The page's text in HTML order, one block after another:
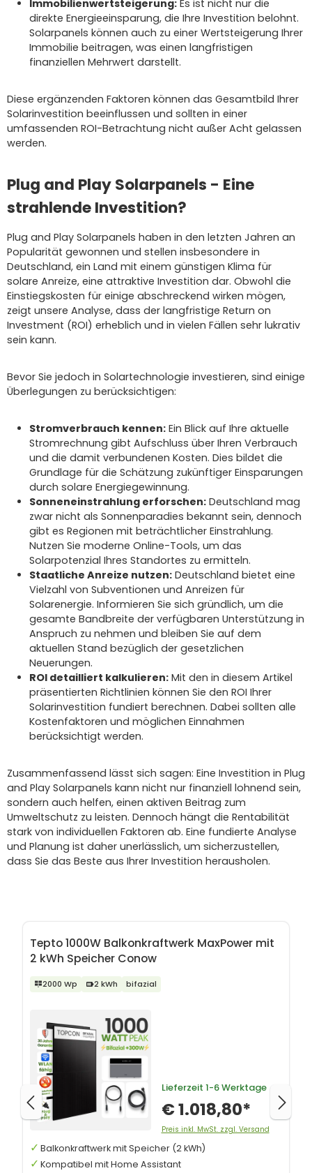
Immobilienwertsteigerung: Es ist nicht nur die
direkte Energieeinsparung, die Ihre Investition belohnt.
Solarpanels können auch zu einer Wertsteigerung Ihrer
Immobilie beitragen, was einen langfristigen
finanziellen Mehrwert darstellt.
Diese ergänzenden Faktoren können das Gesamtbild Ihrer
Solarinvestition beeinflussen und sollten in einer
umfassenden ROI-Betrachtung nicht außer Acht gelassen
werden.
Plug and Play Solarpanels - Eine
strahlende Investition?
Plug and Play Solarpanels haben in den letzten Jahren an
Popularität gewonnen und stellen insbesondere in
Deutschland, ein Land mit einem günstigen Klima für
solare Anreize, eine attraktive Investition dar. Obwohl die
Einstiegskosten für einige abschreckend wirken mögen,
zeigt unsere Analyse, dass der langfristige Return on
Investment (ROI) erheblich und in vielen Fällen sehr lukrativ
sein kann.
Bevor Sie jedoch in Solartechnologie investieren, sind einige
Überlegungen zu berücksichtigen:
Stromverbrauch kennen: Ein Blick auf Ihre aktuelle
Stromrechnung gibt Aufschluss über Ihren Verbrauch
und die damit verbundenen Kosten. Dies bildet die
Grundlage für die Schätzung zukünftiger Einsparungen
durch solare Energiegewinnung.
Sonneneinstrahlung erforschen: Deutschland mag
zwar nicht als Sonnenparadies bekannt sein, dennoch
gibt es Regionen mit beträchtlicher Einstrahlung.
Nutzen Sie moderne Online-Tools, um das
Solarpotenzial Ihres Standortes zu ermitteln.
Staatliche Anreize nutzen: Deutschland bietet eine
Vielzahl von Subventionen und Anreizen für
Solarenergie. Informieren Sie sich gründlich, um die
gesamte Bandbreite der verfügbaren Unterstützung in
Anspruch zu nehmen und bleiben Sie auf dem
aktuellen Stand bezüglich der gesetzlichen
Neuerungen.
ROI detailliert kalkulieren: Mit den in diesem Artikel
präsentierten Richtlinien können Sie den ROI Ihrer
Solarinvestition fundiert berechnen. Dabei sollten alle
Kostenfaktoren und möglichen Einnahmen
berücksichtigt werden.
Zusammenfassend lässt sich sagen: Eine Investition in Plug
and Play Solarpanels kann nicht nur finanziell lohnend sein,
sondern auch helfen, einen aktiven Beitrag zum
Umweltschutz zu leisten. Dennoch hängt die Rentabilität
stark von individuellen Faktoren ab. Eine fundierte Analyse
und Planung ist daher unerlässlich, um sicherzustellen,
dass Sie das Beste aus Ihrer Investition herausholen.
Tepto 1000W Balkonkraftwerk MaxPower mit
2 kWh Speicher Conow
2000 Wp 2 kWh bifazial
Lieferzeit 1-6 Werktage
€ 1.018,80*
Preis inkl. MwSt. zzgl. Versand
Balkonkraftwerk mit Speicher (2 kWh)
Kompatibel mit Home Assistant